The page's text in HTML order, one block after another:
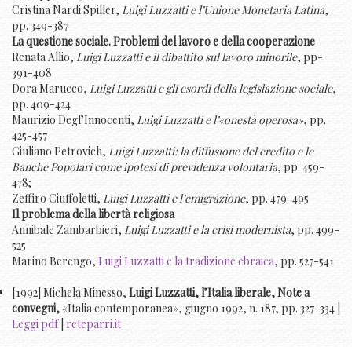
Cristina Nardi Spiller, Luigi Luzzatti e l’Unione Monetaria Latina,
pp. 349-387
La questione sociale. Problemi del lavoro e della cooperazione
Renata Allio, Luigi Luzzatti e il dibattito sul lavoro minorile, pp-
391-408
Dora Marucco, Luigi Luzzatti e gli esordi della legislazione sociale,
pp. 409-424
Maurizio Degl’Innocenti, Luigi Luzzatti e l’«onestà operosa», pp.
425-457
Giuliano Petrovich, Luigi Luzzatti: la diffusione del credito e le
Banche Popolari come ipotesi di previdenza volontaria, pp. 459-
478;
Zeffiro Ciuffoletti, Luigi Luzzatti e l’emigrazione, pp. 479-495
Il problema della libertà religiosa
Annibale Zambarbieri, Luigi Luzzatti e la crisi modernista, pp. 499-
525
Marino Berengo, Luigi Luzzatti e la tradizione ebraica, pp. 527-541
[1992] Michela Minesso, Luigi Luzzatti, l’Italia liberale, Note a
convegni,«Italia contemporanea», giugno 1992, n. 187, pp. 327-334 |
Leggi pdf| reteparri.it